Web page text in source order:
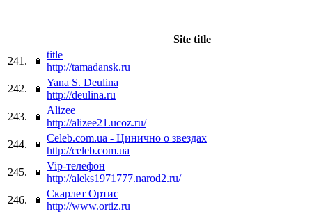
Site title
241.
title
http://tamadansk.ru
242.
Yana S. Deulina
http://deulina.ru
243.
Alizee
http://alizee21.ucoz.ru/
244.
Celeb.com.ua - Цинично о звездах
http://celeb.com.ua
245.
Vip-телефон
http://aleks1971777.narod2.ru/
246.
Скарлет Ортис
http://www.ortiz.ru